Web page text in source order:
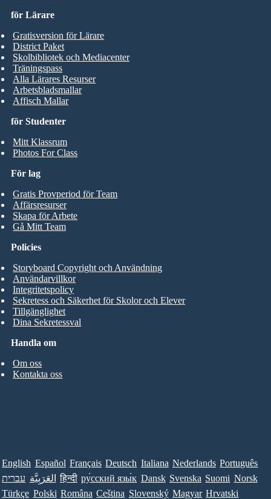
för Studenter
Mitt Klassrum
Photos For Class
för Lärare
Gratisversion för Lärare
District Paket
Skolbibliotek och Mediacenter
Träningspass
Alla Lärares Resurser
Arbetsbladsmallar
Affisch Mallar
För lag
Gratis Provperiod för Team
Affärsresurser
Skapa för Arbete
Gå Mitt Team
Handla om
Om oss
Kontakta oss
Policies
Storyboard Copyright och Användning
Användarvillkor
Integritetspolicy
Sekretess och Säkerhet för Skolor och Elever
Tillgänglighet
Dina Sekretessval
English Español Français Deutsch Italiana Nederlands Português
עברית العَرَبِيَّة हिन्दी ру́сский язы́к Dansk Svenska Suomi Norsk
Türkçe Polski Româna Ceština Slovenský Magyar Hrvatski